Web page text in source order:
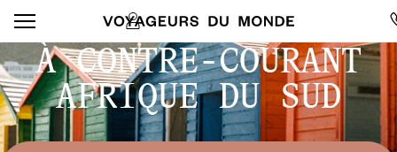
À CONTRE-COURANT
AFRIQUE DU SUD